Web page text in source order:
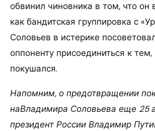
обвинил чиновника в том, что он
как бандитская группировка с
Соловьев в истерике
оппоненту присоединиться к тем,
покушался.
Напомним, о предотвращении
наВладимира Соловьева еще 25
президент России Владимир